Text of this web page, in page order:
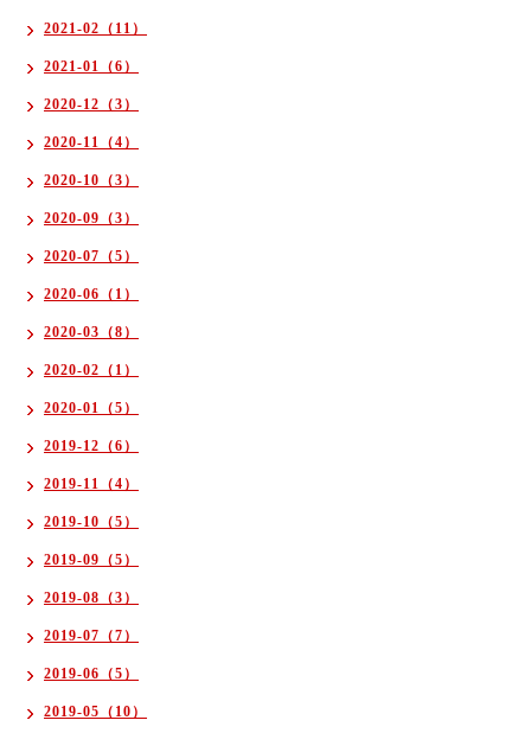
2021-02（11）
2021-01（6）
2020-12（3）
2020-11（4）
2020-10（3）
2020-09（3）
2020-07（5）
2020-06（1）
2020-03（8）
2020-02（1）
2020-01（5）
2019-12（6）
2019-11（4）
2019-10（5）
2019-09（5）
2019-08（3）
2019-07（7）
2019-06（5）
2019-05（10）